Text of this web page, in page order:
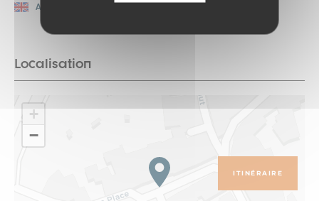
Anglais
Localisation
+
−
ITINÉRAIRE